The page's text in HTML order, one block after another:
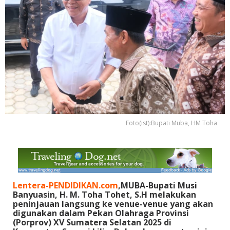
Foto(ist):Bupati Muba, HM Toha
Lentera-PENDIDIKAN.com,MUBA-Bupati Musi
Banyuasin, H. M. Toha Tohet, S.H melakukan
peninjauan langsung ke venue-venue yang akan
digunakan dalam Pekan Olahraga Provinsi
(Porprov) XV Sumatera Selatan 2025 di